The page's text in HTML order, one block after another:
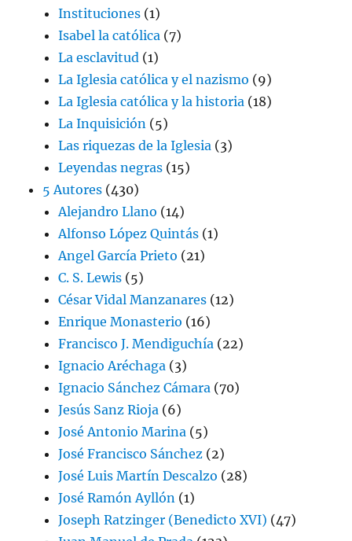
Instituciones (1)
Isabel la católica (7)
La esclavitud (1)
La Iglesia católica y el nazismo (9)
La Iglesia católica y la historia (18)
La Inquisición (5)
Las riquezas de la Iglesia (3)
Leyendas negras (15)
5 Autores (430)
Alejandro Llano (14)
Alfonso López Quintás (1)
Angel García Prieto (21)
C. S. Lewis (5)
César Vidal Manzanares (12)
Enrique Monasterio (16)
Francisco J. Mendiguchía (22)
Ignacio Aréchaga (3)
Ignacio Sánchez Cámara (70)
Jesús Sanz Rioja (6)
José Antonio Marina (5)
José Francisco Sánchez (2)
José Luis Martín Descalzo (28)
José Ramón Ayllón (1)
Joseph Ratzinger (Benedicto XVI) (47)